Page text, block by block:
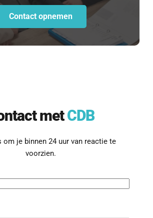
wat we voor jouw bedrijf
betekenen?
inplannen.
opnemen
Contact opnemen
met CDB
om je binnen 24 uur van reactie te
voorzien.